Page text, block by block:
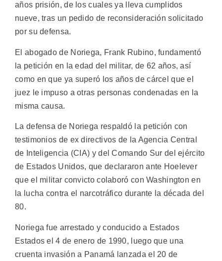
años prisión, de los cuales ya lleva cumplidos
nueve, tras un pedido de reconsideración solicitado
por su defensa.
El abogado de Noriega, Frank Rubino, fundamentó
la petición en la edad del militar, de 62 años, así
como en que ya superó los años de cárcel que el
juez le impuso a otras personas condenadas en la
misma causa.
La defensa de Noriega respaldó la petición con
testimonios de ex directivos de la Agencia Central
de Inteligencia (CIA) y del Comando Sur del ejército
de Estados Unidos, que declararon ante Hoelever
que el militar convicto colaboró con Washington en
la lucha contra el narcotráfico durante la década del
80.
Noriega fue arrestado y conducido a Estados
Estados el 4 de enero de 1990, luego que una
cruenta invasión a Panamá lanzada el 20 de